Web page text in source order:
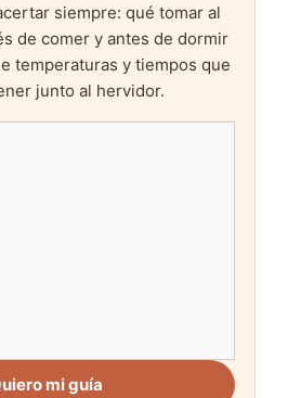
siempre: qué tomar al
de comer y antes de dormir
temperaturas y tiempos que
junto al hervidor.
mi guía